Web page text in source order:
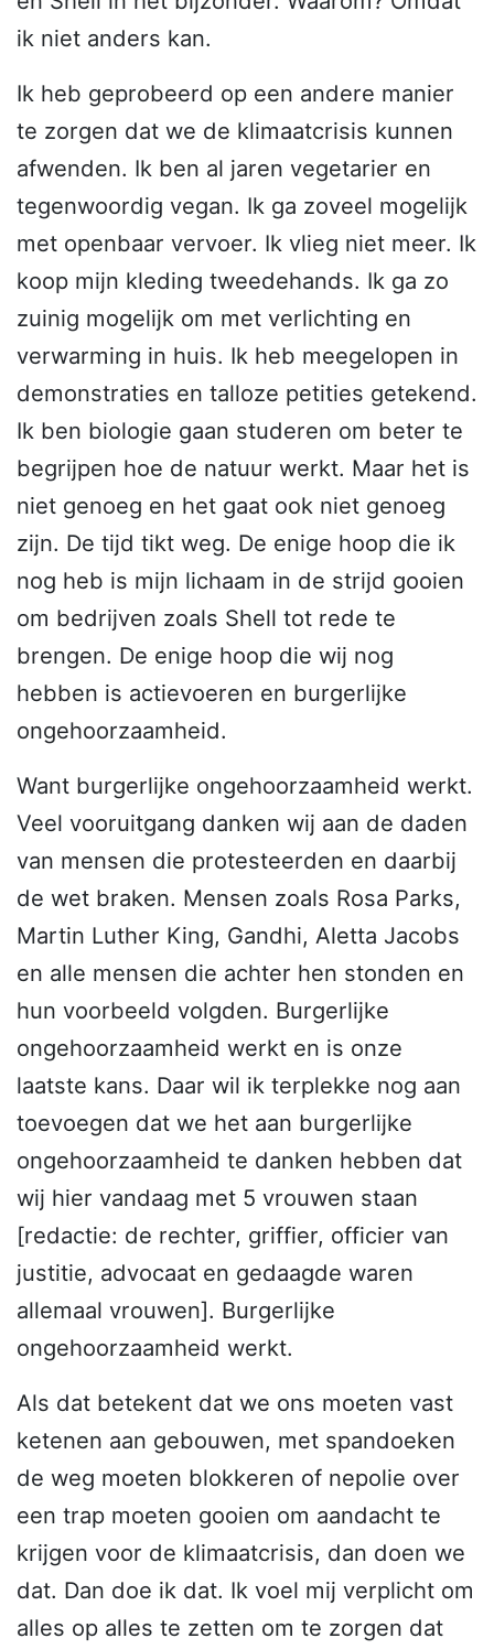
ik niet anders kan.
Ik heb geprobeerd op een andere manier
te zorgen dat we de klimaatcrisis kunnen
afwenden. Ik ben al jaren vegetarier en
tegenwoordig vegan. Ik ga zoveel mogelijk
met openbaar vervoer. Ik vlieg niet meer. Ik
koop mijn kleding tweedehands. Ik ga zo
zuinig mogelijk om met verlichting en
verwarming in huis. Ik heb meegelopen in
demonstraties en talloze petities getekend.
Ik ben biologie gaan studeren om beter te
begrijpen hoe de natuur werkt. Maar het is
niet genoeg en het gaat ook niet genoeg
zijn. De tijd tikt weg. De enige hoop die ik
nog heb is mijn lichaam in de strijd gooien
om bedrijven zoals Shell tot rede te
brengen. De enige hoop die wij nog
hebben is actievoeren en burgerlijke
ongehoorzaamheid.
Want burgerlijke ongehoorzaamheid werkt.
Veel vooruitgang danken wij aan de daden
van mensen die protesteerden en daarbij
de wet braken. Mensen zoals Rosa Parks,
Martin Luther King, Gandhi, Aletta Jacobs
en alle mensen die achter hen stonden en
hun voorbeeld volgden. Burgerlijke
ongehoorzaamheid werkt en is onze
laatste kans. Daar wil ik terplekke nog aan
toevoegen dat we het aan burgerlijke
ongehoorzaamheid te danken hebben dat
wij hier vandaag met 5 vrouwen staan
[redactie: de rechter, griffier, officier van
justitie, advocaat en gedaagde waren
allemaal vrouwen]. Burgerlijke
ongehoorzaamheid werkt.
Als dat betekent dat we ons moeten vast
ketenen aan gebouwen, met spandoeken
de weg moeten blokkeren of nepolie over
een trap moeten gooien om aandacht te
krijgen voor de klimaatcrisis, dan doen we
dat. Dan doe ik dat. Ik voel mij verplicht om
alles op alles te zetten om te zorgen dat